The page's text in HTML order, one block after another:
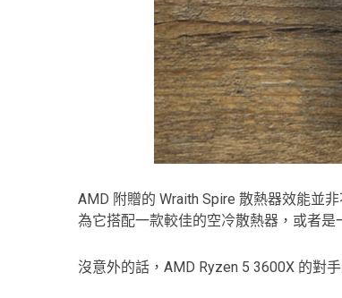
AMD 附贈的 Wraith Spire 散熱器效能並
為它搭配一款較佳的空冷散熱器，或者
沒意外的話，AMD Ryzen 5 3600X 的對